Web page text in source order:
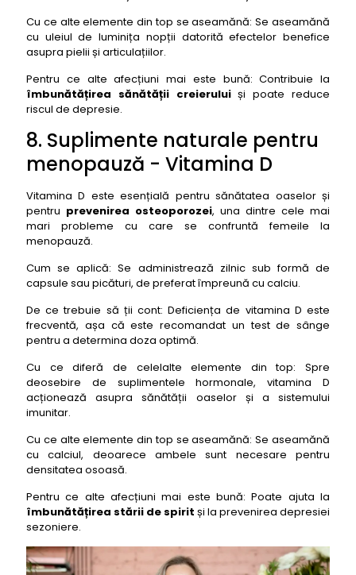
Cu ce alte elemente din top se aseamănă: Se aseamănă
cu uleiul de luminița nopții datorită efectelor benefice
asupra pielii și articulațiilor.
Pentru ce alte afecțiuni mai este bună: Contribuie la
îmbunătățirea sănătății creieruluiși poate reduce
riscul de depresie.
8. Suplimente naturale pentru
menopauză - Vitamina D
Vitamina D este esențială pentru sănătatea oaselor și
pentru prevenirea osteoporozei, una dintre cele mai
mari probleme cu care se confruntă femeile la
menopauză.
Cum se aplică: Se administrează zilnic sub formă de
capsule sau picături, de preferat împreună cu calciu.
De ce trebuie să ții cont: Deficiența de vitamina D este
frecventă, așa că este recomandat un test de sânge
pentru a determina doza optimă.
Cu ce diferă de celelalte elemente din top: Spre
deosebire de suplimentele hormonale, vitamina D
acționează asupra sănătății oaselor și a sistemului
imunitar.
Cu ce alte elemente din top se aseamănă: Se aseamănă
cu calciul, deoarece ambele sunt necesare pentru
densitatea osoasă.
Pentru ce alte afecțiuni mai este bună: Poate ajuta la
îmbunătățirea stării de spirit și la prevenirea depresiei
sezoniere.